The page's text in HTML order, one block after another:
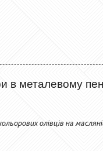
в металевому
олівців на